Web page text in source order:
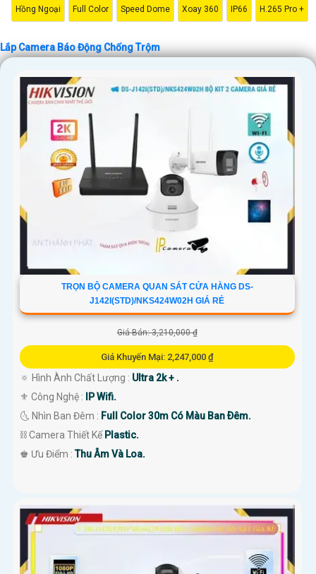
Hồng Ngoại Full Color Speed Dome Xoay 360 IP66 H.265 Pro +
Lắp Camera Báo Động Chống Trộm
TRỌN BỘ CAMERA QUAN SÁT CỬA HÀNG DS-
J142I(STD)/NKS424W02H GIÁ RẺ
Giá Bán: 3,210,000 ₫
Giá Khuyến Mại: 2,247,000 ₫
🔅 Hình Ành Chất Lượng : Ultra 2k + .
⚜️ Công Nghệ :
IP Wifi.
🌜 Nhìn Ban Đêm : Full Color 30m Có Màu Ban Ðêm.
⛓ Camera Thiết Kế Plastic.
️♚ Ưu Điểm :Thu Âm Và Loa.